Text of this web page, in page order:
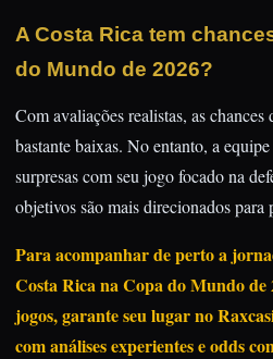
A Costa Rica tem
do Mundo de 2026?
Com avaliações realistas, as
bastante baixas. No entanto, a
surpresas com seu jogo focado na
objetivos são mais direcionados para
Para acompanhar de perto a
Costa Rica na Copa do Mundo de
jogos, garante seu lugar no
com análises experientes e odds